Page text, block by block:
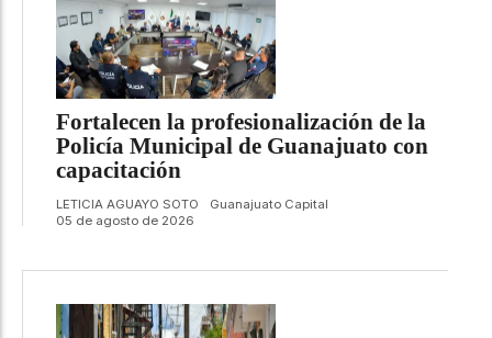
Fortalecen la profesionalización de la
Policía Municipal de Guanajuato con
capacitación
LETICIA AGUAYO SOTO
Guanajuato Capital
05 de agosto de 2026